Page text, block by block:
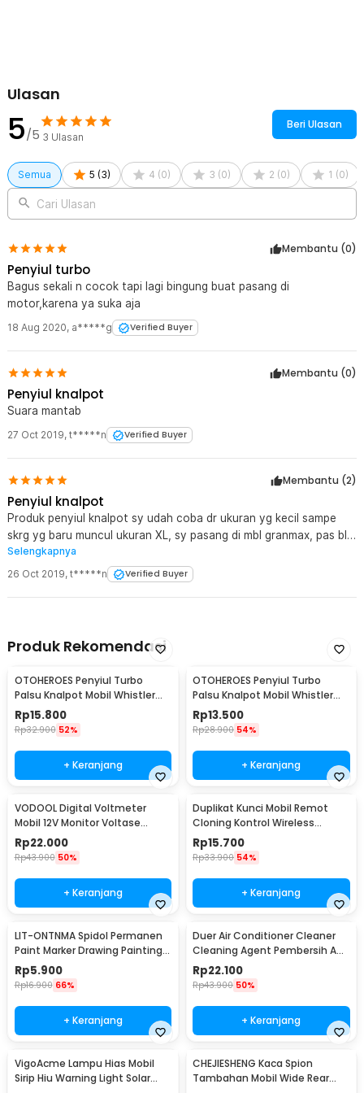
Ulasan
5/5 3 Ulasan
Beri Ulasan
Semua 5 (3) 4 (0) 3 (0) 2 (0) 1 (0)
Cari Ulasan
Membantu (0)
Penyiul turbo
Bagus sekali n cocok tapi lagi bingung buat pasang di
motor,karena ya suka aja
18 Aug 2020, a*****g Verified Buyer
Membantu (0)
Penyiul knalpot
Suara mantab
27 Oct 2019, t*****n Verified Buyer
Membantu (2)
Penyiul knalpot
Produk penyiul knalpot sy udah coba dr ukuran yg kecil sampe
skrg yg baru muncul ukuran XL, sy pasang di mbl granmax, pas bl
yv XL ternyata ga muat di knalpot, wah sayang kl ga dipake,
akhirnya sy akalin biar bs pake, alhasil bs jg msk ke knalpot &
suara 'nging.......' yg keluar lbh mantab lbh ngejos, salut bgt buat
Selengkapnya
26 Oct 2019, t*****n Verified Buyer
Produk Rekomendasi
OTOHEROES Penyiul Turbo
Palsu Knalpot Mobil Whistler
1000-2400cc L - TUR007
Rp15.800
Rp32.900 52%
+ Keranjang
OTOHEROES Penyiul Turbo
Palsu Knalpot Mobil Whistler
1000-1800cc M 1.6-2.0 - TUR007
Rp13.500
Rp28.900 54%
+ Keranjang
VODOOL Digital Voltmeter
Mobil 12V Monitor Voltase
Baterai LED Display - QY836
Rp22.000
Rp43.900 50%
+ Keranjang
Duplikat Kunci Mobil Remot
Cloning Kontrol Wireless
433.92MHz 1 PCS - WE32
Rp15.700
Rp33.900 54%
+ Keranjang
LIT-ONTNMA Spidol Permanen
Paint Marker Drawing Painting
Oil Base - MP-01
Rp5.900
Rp16.900 66%
+ Keranjang
Duer Air Conditioner Cleaner
Cleaning Agent Pembersih AC
Rumah 500ml - QUY1640
Rp22.100
Rp43.900 50%
+ Keranjang
VigoAcme Lampu Hias Mobil
Sirip Hiu Warning Light Solar
CHEJIESHENG Kaca Spion
Tambahan Mobil Wide Rear